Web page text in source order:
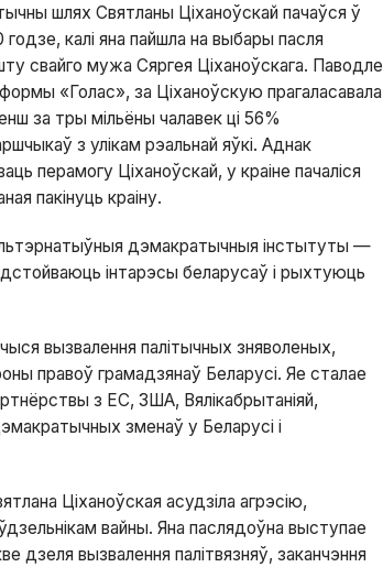
шлях Святланы Ціханоўскай пачаўся ў
годзе, калі яна пайшла на выбары пасля
свайго мужа Сяргея Ціханоўскага. Паводле
«‎Голас»‎, за Ціханоўскую прагаласавала
за тры мільёны чалавек ці 56%
з улікам рэальнай яўкі. Аднак
перамогу Ціханоўскай, у краіне пачаліся
пакінуць краіну.
дэмакратычныя інстытуты —
інтарэсы беларусаў і рыхтуюць
вызвалення палітычных зняволеных,
правоў грамадзянаў Беларусі. Яе сталае
з ЕС, ЗША, Вялікабрытаніяй,
зменаў у Беларусі і
Ціханоўская асудзіла агрэсію,
вайны. Яна паслядоўна выступае
дзеля вызвалення палітвязняў, заканчэння